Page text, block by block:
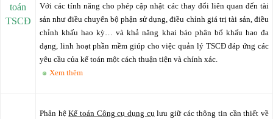
toán
TSCĐ
Với các tính năng cho phép cập nhật các thay đổi liên quan đến tài
sản như điều chuyển bộ phận sử dụng, điều chỉnh giá trị tài sản, điều
chỉnh khấu hao kỳ… và khả năng khai báo phân bổ khấu hao đa
dạng, linh hoạt phần mềm giúp cho việc quản lý TSCĐ đáp ứng các
yêu cầu của kế toán một cách thuận tiện và chính xác.
Xem thêm
Phân hệKế toán Công cụ dụng cụ lưu giữ các thông tin cần thiết về